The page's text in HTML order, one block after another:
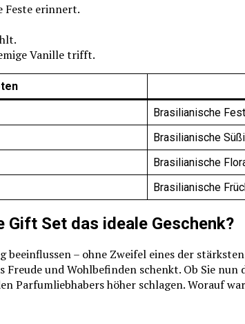
Feste erinnert.
Vanille trifft.
Brasilianische
Brasilianische
Brasilianische
Brasilianische
Set das ideale Geschenk?
– ohne Zweifel eines der
und Wohlbefinden schenkt. Ob Sie
Parfumliebhabers höher schlagen. Worauf